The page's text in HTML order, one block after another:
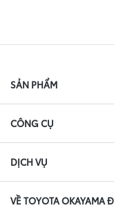
SẢN PHẨM
CÔNG CỤ
DỊCH VỤ
VỀ TOYOTA OKAYAMA